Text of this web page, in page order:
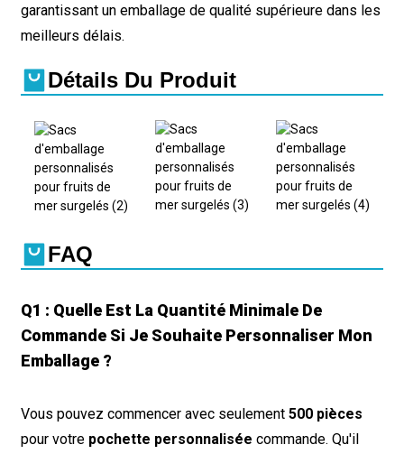
garantissant un emballage de qualité supérieure dans les
meilleurs délais.
Détails Du Produit
FAQ
Q1 : Quelle Est La Quantité Minimale De
Commande Si Je Souhaite Personnaliser Mon
Emballage ?
Vous pouvez commencer avec seulement 500 pièces
pour votre pochette personnalisée commande. Qu'il